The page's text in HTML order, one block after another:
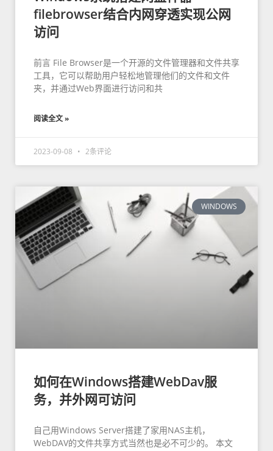
filebrowser结合内网穿透实现公网
访问
前言 File Browser是一个开源的文件管理器和文件共享
工具，它可以帮助用户轻松地管理他们的文件和文件
夹，并通过Web界面进行访问和共
阅读全文 »
2023-09-08 2条评论
WINDOWS
如何在Windows搭建WebDav服
务，并外网可访问
自己用Windows Server搭建了家用NAS主机，
WebDAV的文件共享方式当然也是必不可少的。 本文